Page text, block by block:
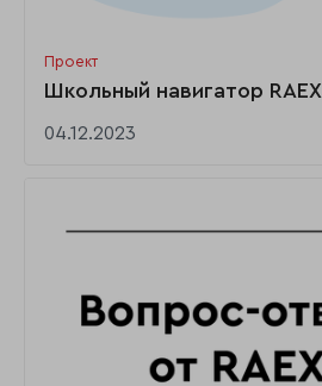
Проект
Школьный навигатор RAEX
04.12.2023